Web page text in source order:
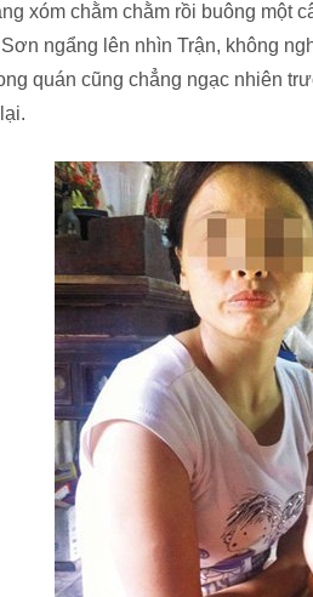
xóm chằm chằm rồi buông một
Sơn ngẩng lên nhìn Trận, không
quán cũng chẳng ngạc nhiên